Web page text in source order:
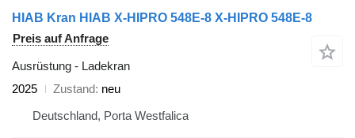
HIAB Kran HIAB X-HIPRO 548E-8 X-HIPRO 548E-8
Preis auf Anfrage
Ausrüstung - Ladekran
2025
Zustand neu
Deutschland, Porta Westfalica